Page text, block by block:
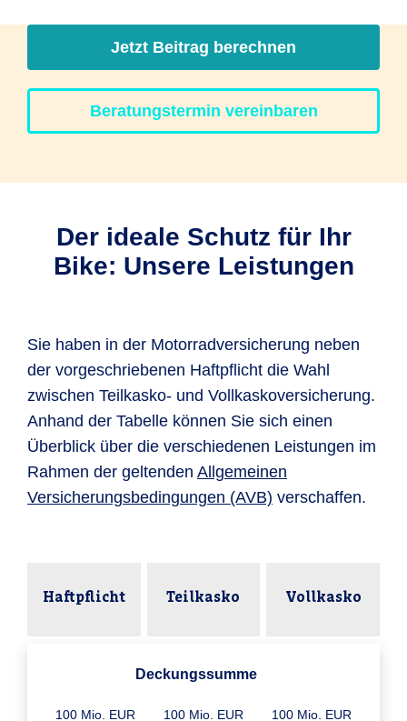
Jetzt Beitrag berechnen
Beratungstermin vereinbaren
Der ideale Schutz für Ihr
Bike: Unsere Leistungen
Sie haben in der Motorradversicherung neben
der vorgeschriebenen Haftpflicht die Wahl
zwischen Teilkasko- und Vollkaskoversicherung.
Anhand der Tabelle können Sie sich einen
Überblick über die verschiedenen Leistungen im
Rahmen der geltenden Allgemeinen
Versicherungsbedingungen (AVB) verschaffen.
Haftpflicht Teilkasko Vollkasko
Deckungssumme
100 Mio. EUR 100 Mio. EUR 100 Mio. EUR